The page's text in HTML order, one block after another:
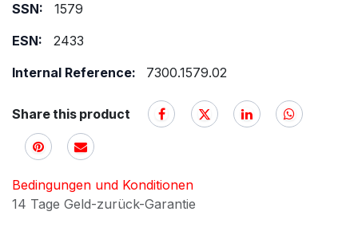
SSN:
1579
ESN:
2433
Internal Reference:
7300.1579.02
Share this product
Bedingungen und Konditionen
14 Tage Geld-zurück-Garantie